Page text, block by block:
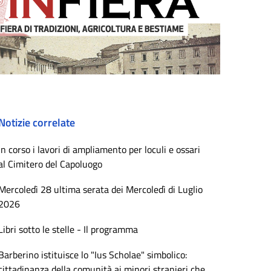
correlate
corso i lavori di ampliamento per loculi e ossari
Cimitero del Capoluogo
28 ultima serata dei Mercoledì di Luglio
sotto le stelle - Il programma
istituisce lo "Ius Scholae" simbolico: